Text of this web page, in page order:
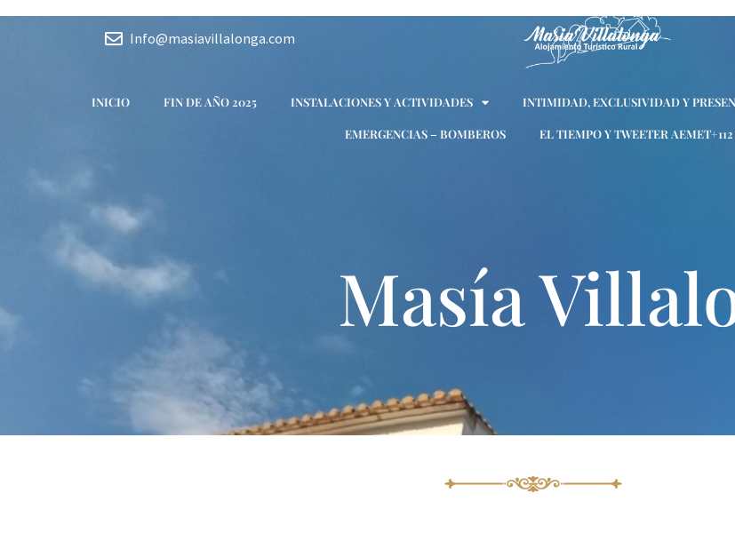
Ir
Info@masiavillalonga.com
INICIO FIN DE AÑO 2025 INSTALACIONES Y ACTIVIDADES INTIMIDAD, EXCLUSIVIDAD Y
EMERGENCIAS – BOMBEROS EL TIEMPO Y TWEETER AEMET+112
Masía
Navegación